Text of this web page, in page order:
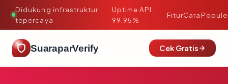
Didukung infrastruktur
tepercaya
·
Uptime API:
99.95%
FiturCara
SuaraparVerify Cek Gratis